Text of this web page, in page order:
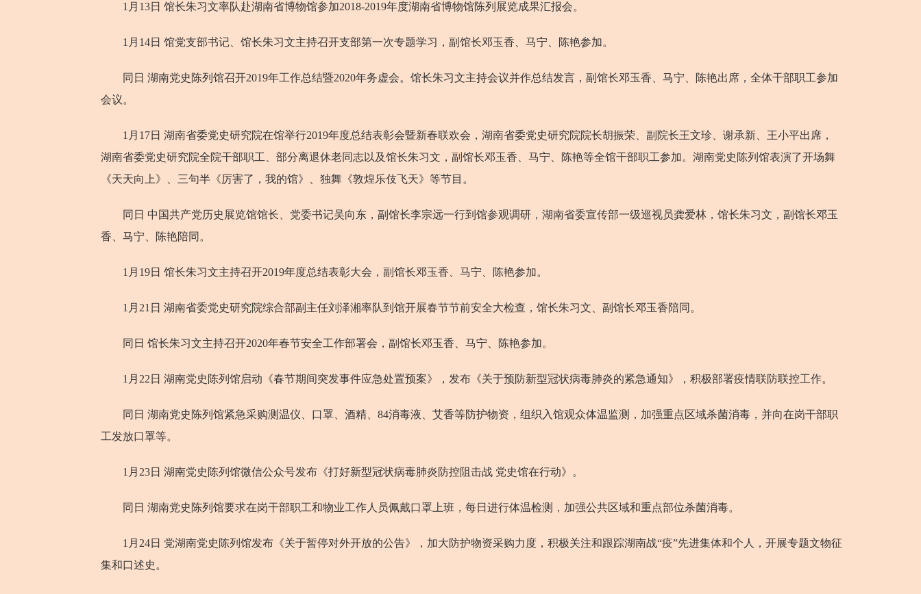
1月13日 馆长朱习文率队赴湖南省博物馆参加2018-2019年度湖南省博物馆陈列展览成果汇报会。
1月14日 馆党支部书记、馆长朱习文主持召开支部第一次专题学习，副馆长邓玉香、马宁、陈艳参加。
同日 湖南党史陈列馆召开2019年工作总结暨2020年务虚会。馆长朱习文主持会议并作总结发言，副馆长邓玉香、马宁、陈艳出席，全体干部职工参加
会议。
1月17日 湖南省委党史研究院在馆举行2019年度总结表彰会暨新春联欢会，湖南省委党史研究院院长胡振荣、副院长王文珍、谢承新、王小平出席，
湖南省委党史研究院全院干部职工、部分离退休老同志以及馆长朱习文，副馆长邓玉香、马宁、陈艳等全馆干部职工参加。湖南党史陈列馆表演了开场舞
《天天向上》、三句半《厉害了，我的馆》、独舞《敦煌乐伎飞天》等节目。
同日 中国共产党历史展览馆馆长、党委书记吴向东，副馆长李宗远一行到馆参观调研，湖南省委宣传部一级巡视员龚爱林，馆长朱习文，副馆长邓玉
香、马宁、陈艳陪同。
1月19日 馆长朱习文主持召开2019年度总结表彰大会，副馆长邓玉香、马宁、陈艳参加。
1月21日 湖南省委党史研究院综合部副主任刘泽湘率队到馆开展春节节前安全大检查，馆长朱习文、副馆长邓玉香陪同。
同日 馆长朱习文主持召开2020年春节安全工作部署会，副馆长邓玉香、马宁、陈艳参加。
1月22日 湖南党史陈列馆启动《春节期间突发事件应急处置预案》，发布《关于预防新型冠状病毒肺炎的紧急通知》，积极部署疫情联防联控工作。
同日 湖南党史陈列馆紧急采购测温仪、口罩、酒精、84消毒液、艾香等防护物资，组织入馆观众体温监测，加强重点区域杀菌消毒，并向在岗干部职
工发放口罩等。
1月23日 湖南党史陈列馆微信公众号发布《打好新型冠状病毒肺炎防控阻击战 党史馆在行动》。
同日 湖南党史陈列馆要求在岗干部职工和物业工作人员佩戴口罩上班，每日进行体温检测，加强公共区域和重点部位杀菌消毒。
1月24日 党湖南党史陈列馆发布《关于暂停对外开放的公告》，加大防护物资采购力度，积极关注和跟踪湖南战“疫”先进集体和个人，开展专题文物征
集和口述史。